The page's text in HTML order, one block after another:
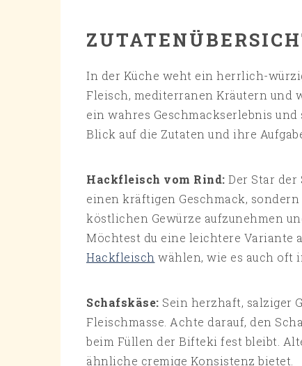
In der Küche weht ein herrlich-
Fleisch, mediterranen Kräutern und
ein wahres Geschmackserlebnis
Blick auf die Zutaten und ihre
Hackfleisch vom Rind: Der Star
einen kräftigen Geschmack,
köstlichen Gewürze aufzunehmen
Möchtest du eine leichtere Variante
Hackfleisch wählen, wie es auch oft
Schafskäse: Sein herzhaft, salziger
Fleischmasse. Achte darauf, den
beim Füllen der Bifteki fest bleibt.
ähnliche cremige Konsistenz bietet.